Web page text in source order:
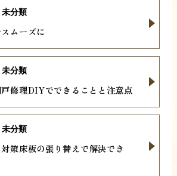
ムーズに
未分類
修理DIYでできることと注意点
未分類
策床板の張り替えで解決でき
未分類